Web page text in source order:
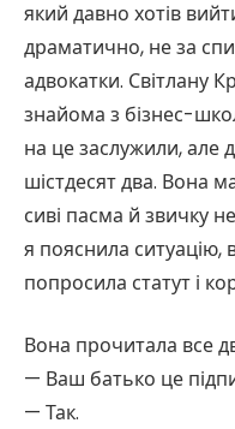
який давно хотів
драматично, не за
адвокатки. Світлану
знайома з бізнес-
на це заслужили, але
шістдесят два. Вона
сиві пасма й звичку
я пояснила ситуацію,
попросила статут і
Вона прочитала все
— Ваш батько це
— Так.